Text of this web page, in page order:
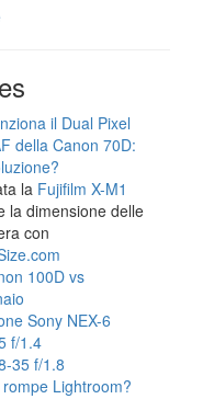
il Dual Pixel
della Canon 70D:
la Fujifilm X-M1
la dimensione delle
con
100D vs
Sony NEX-6
f/1.4
35 f/1.8
Lightroom?